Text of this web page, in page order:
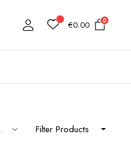
€0.00 0
Filter Products